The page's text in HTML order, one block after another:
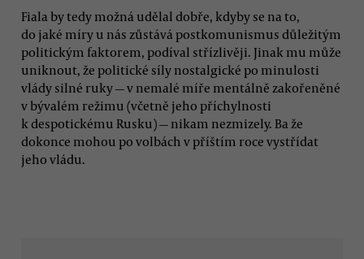
Fiala by tedy možná udělal dobře, kdyby se na to,
do jaké míry u nás zůstává postkomunismus důležitým
politickým faktorem, podíval střízlivěji. Jinak mu může
uniknout, že politické síly nostalgické po minulosti
vlády silné ruky — v nemalé míře mentálně zakořeněné
v bývalém režimu (včetně jeho příchylnosti
k despotickému Rusku) — nikam nezmizely. Ba že
dokonce mohou po volbách v příštím roce vystřídat
jeho vládu.